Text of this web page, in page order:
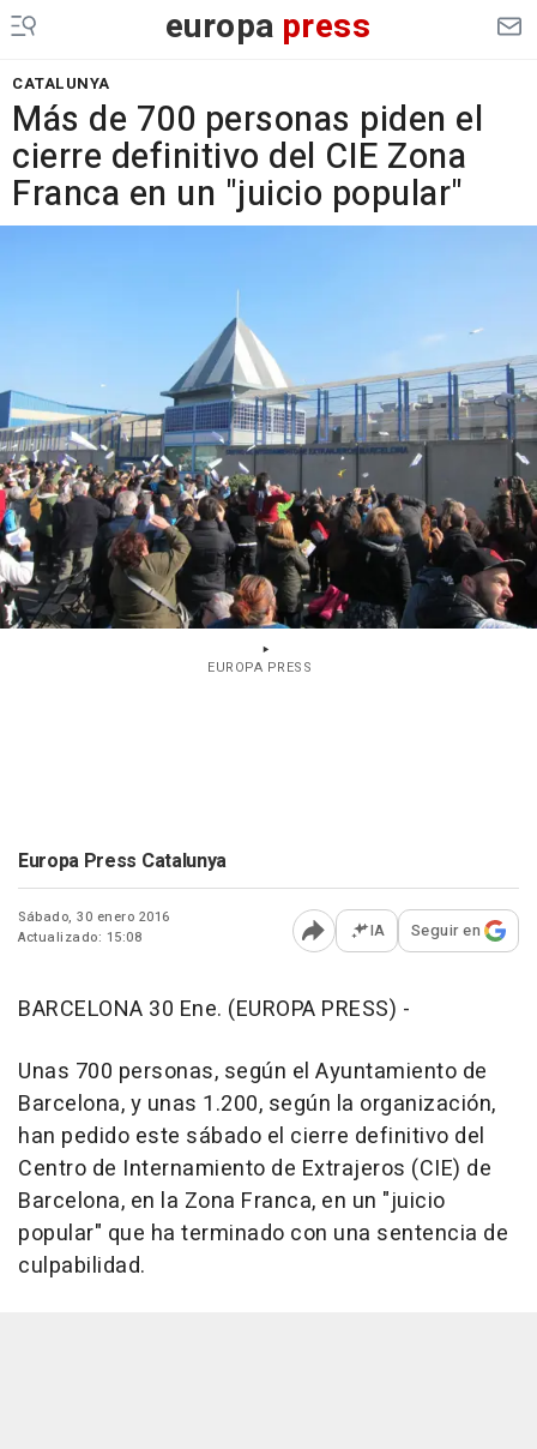
europa press
CATALUNYA
Más de 700 personas piden el
cierre definitivo del CIE Zona
Franca en un "juicio popular"
EUROPA PRESS
Europa Press Catalunya
Sábado, 30 enero 2016
Actualizado: 15:08
Abrir opciones para
IA Seguir en
BARCELONA 30 Ene. (EUROPA PRESS) -
Unas 700 personas, según el Ayuntamiento de
Barcelona, y unas 1.200, según la organización,
han pedido este sábado el cierre definitivo del
Centro de Internamiento de Extrajeros (CIE) de
Barcelona, en la Zona Franca, en un "juicio
popular" que ha terminado con una sentencia de
culpabilidad.